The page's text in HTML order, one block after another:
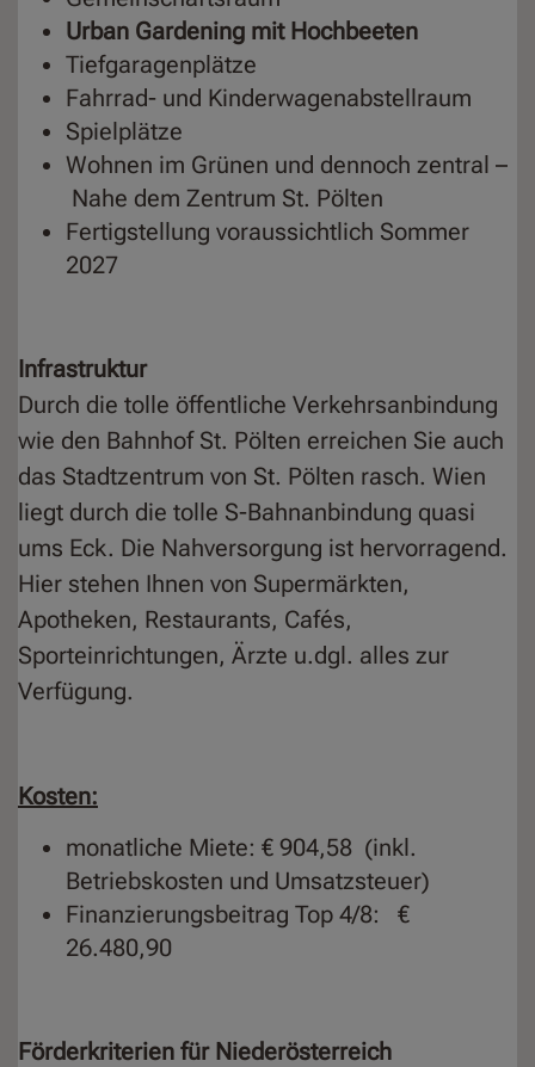
Urban Gardening mit Hochbeeten
Tiefgaragenplätze
Fahrrad- und Kinderwagenabstellraum
Spielplätze
Wohnen im Grünen und dennoch zentral –
Nahe dem Zentrum St. Pölten
Fertigstellung voraussichtlich Sommer
2027
Infrastruktur
Durch die tolle öffentliche Verkehrsanbindung
wie den Bahnhof St. Pölten erreichen Sie auch
das Stadtzentrum von St. Pölten rasch. Wien
liegt durch die tolle S-Bahnanbindung quasi
ums Eck. Die Nahversorgung ist hervorragend.
Hier stehen Ihnen von Supermärkten,
Apotheken, Restaurants, Cafés,
Sporteinrichtungen, Ärzte u.dgl. alles zur
Verfügung.
Kosten:
monatliche Miete: € 904,58 (inkl.
Betriebskosten und Umsatzsteuer)
Finanzierungsbeitrag Top 4/8: €
26.480,90
Förderkriterien für Niederösterreich